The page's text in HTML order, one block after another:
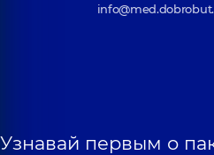
Узнавай первым о